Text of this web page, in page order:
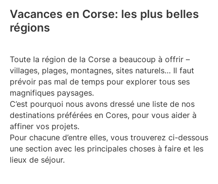
Vacances en Corse: les plus belles
régions
Toute la région de la Corse a beaucoup à offrir –
villages, plages, montagnes, sites naturels… Il faut
prévoir pas mal de temps pour explorer tous ses
magnifiques paysages.
C’est pourquoi nous avons dressé une liste de nos
destinations préférées en Cores, pour vous aider à
affiner vos projets.
Pour chacune d’entre elles, vous trouverez ci-dessous
une section avec les principales choses à faire et les
lieux de séjour.